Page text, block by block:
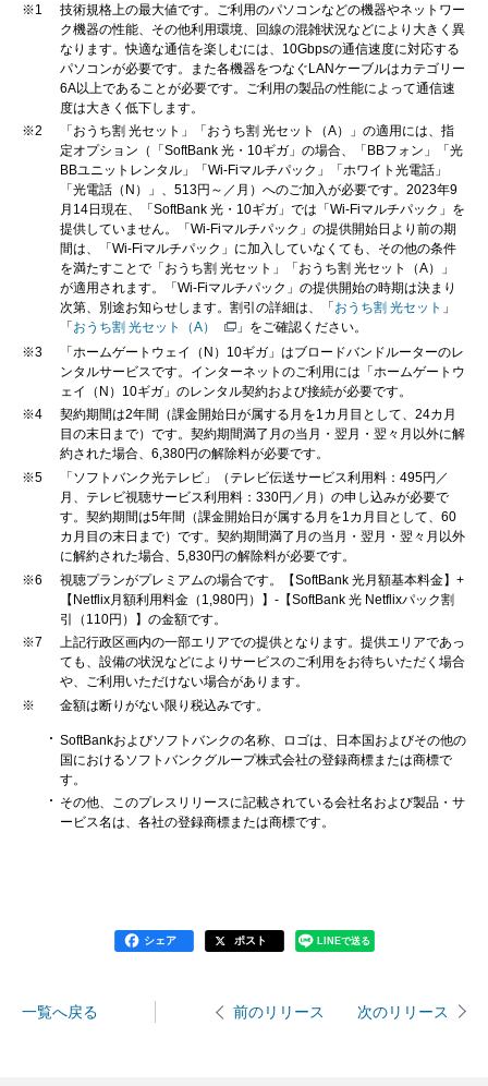
※1
技術規格上の最大値です。ご利用のパソコンなどの機器やネットワー
ク機器の性能、その他利用環境、回線の混雑状況などにより大きく異
なります。快適な通信を楽しむには、10Gbpsの通信速度に対応する
パソコンが必要です。また各機器をつなぐLANケーブルはカテゴリー
6A以上であることが必要です。ご利用の製品の性能によって通信速
度は大きく低下します。
※2
「おうち割 光セット」「おうち割 光セット（A）」の適用には、指
定オプション（「SoftBank 光・10ギガ」の場合、「BBフォン」「光
BBユニットレンタル」「Wi-Fiマルチパック」「ホワイト光電話」
「光電話（N）」、513円～／月）へのご加入が必要です。2023年9
月14日現在、「SoftBank 光・10ギガ」では「Wi-Fiマルチパック」を
提供していません。「Wi-Fiマルチパック」の提供開始日より前の期
間は、「Wi-Fiマルチパック」に加入していなくても、その他の条件
を満たすことで「おうち割 光セット」「おうち割 光セット（A）」
が適用されます。「Wi-Fiマルチパック」の提供開始の時期は決まり
次第、別途お知らせします。割引の詳細は、「 おうち割 光セット 」
「 おうち割 光セット（A）
」をご確認ください。
※3
「ホームゲートウェイ（N）10ギガ」はブロードバンドルーターのレ
ンタルサービスです。インターネットのご利用には「ホームゲートウ
ェイ（N）10ギガ」のレンタル契約および接続が必要です。
※4
契約期間は2年間（課金開始日が属する月を1カ月目として、24カ月
目の末日まで）です。契約期間満了月の当月・翌月・翌々月以外に解
約された場合、6,380円の解除料が必要です。
※5
「ソフトバンク光テレビ」（テレビ伝送サービス利用料：495円／
月、テレビ視聴サービス利用料：330円／月）の申し込みが必要で
す。契約期間は5年間（課金開始日が属する月を1カ月目として、60
カ月目の末日まで）です。契約期間満了月の当月・翌月・翌々月以外
に解約された場合、5,830円の解除料が必要です。
※6
視聴プランがプレミアムの場合です。【SoftBank 光月額基本料金】+
【Netflix月額利用料金（1,980円）】-【SoftBank 光 Netflixパック割
引（110円）】の金額です。
※7
上記行政区画内の一部エリアでの提供となります。提供エリアであっ
ても、設備の状況などによりサービスのご利用をお待ちいただく場合
や、ご利用いただけない場合があります。
※
金額は断りがない限り税込みです。
SoftBankおよびソフトバンクの名称、ロゴは、日本国およびその他の
国におけるソフトバンクグループ株式会社の登録商標または商標で
す。
その他、このプレスリリースに記載されている会社名および製品・サ
ービス名は、各社の登録商標または商標です。
シェア ポスト LINEで送る
一覧へ戻る 前のリリース 次のリリース